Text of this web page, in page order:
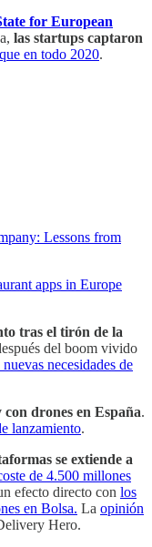
for European
las startups captaron
en todo 2020.
Lessons from
apps in Europe
tras el tirón de la
del boom vivido
necesidades de
drones en España.
lanzamiento.
se extiende a
de 4.500 millones
efecto directo con los
en Bolsa. La opinión
Hero.